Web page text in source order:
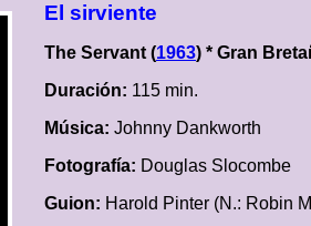
El sirviente
The Servant (1963) * Gran
Duración: 115 min.
Música: Johnny Dankworth
Fotografía: Douglas Slocombe
Guion: Harold Pinter (N.: Robin